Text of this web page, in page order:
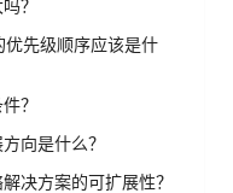
？
先级顺序应该是什
？
向是什么？
决方案的可扩展性？